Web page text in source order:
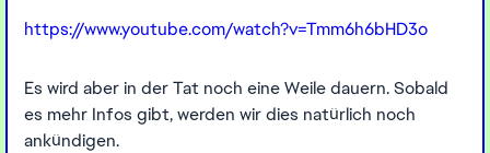
https://www.youtube.com/watch?v=Tmm6h6bHD3o
Es wird aber in der Tat noch eine Weile dauern. Sobald
es mehr Infos gibt, werden wir dies natürlich noch
ankündigen.